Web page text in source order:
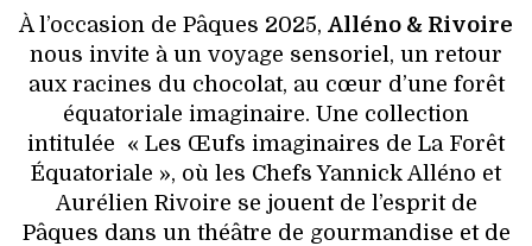
À l’occasion de Pâques 2025, Alléno & Rivoire
nous invite à un voyage sensoriel, un retour
aux racines du chocolat, au cœur d’une forêt
équatoriale imaginaire. Une collection
intitulée « Les Œufs imaginaires de La Forêt
Équatoriale », où les Chefs Yannick Alléno et
Aurélien Rivoire se jouent de l’esprit de
Pâques dans un théâtre de gourmandise et de